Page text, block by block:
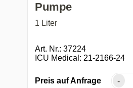
Pumpe
1 Liter
Art. Nr.: 37224
ICU Medical: 21-2166-24
Preis auf Anfrage -